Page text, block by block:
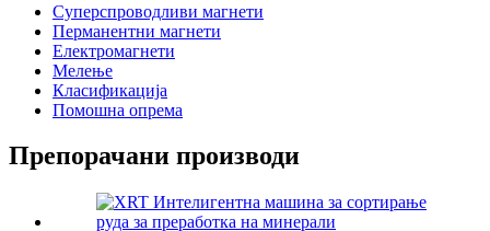
Суперспроводливи магнети
Перманентни магнети
Електромагнети
Мелење
Класификација
Помошна опрема
Препорачани производи